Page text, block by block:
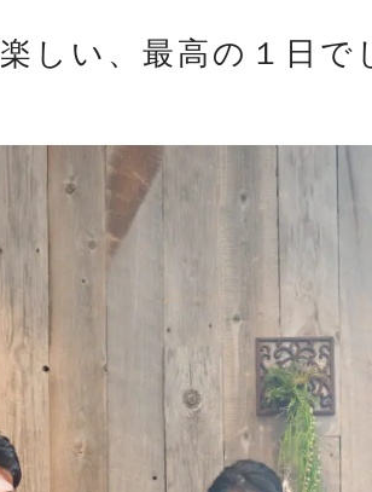
楽しい、最高の１日で